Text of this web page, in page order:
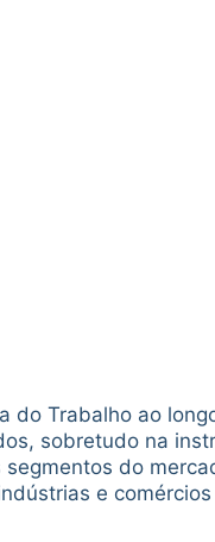
do Trabalho ao
sobretudo na
do
e